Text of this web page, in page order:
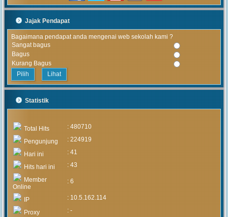
Jajak Pendapat
Bagaimana pendapat anda mengenai web sekolah kami ?
Sangat bagus
Bagus
Kurang Bagus
Lihat
Statistik
Total Hits : 480710
Pengunjung : 224919
Hari ini : 41
Hits hari ini : 43
Member
Online
: 6
IP : 10.5.162.114
Proxy : -